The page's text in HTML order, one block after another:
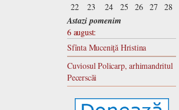
22
23 24 25 26 27 28
Astazi pomenim
6 august:
Sfînta Muceniţă Hristina
Cuviosul Policarp, arhimandritul
Pecerscăi